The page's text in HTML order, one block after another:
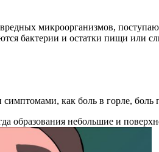
микроорганизмов,
бактерии и остатки пищи или
как боль в горле, боль
небольшие и